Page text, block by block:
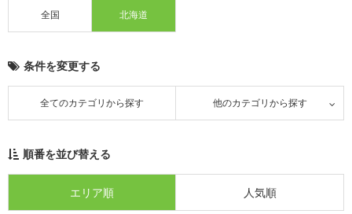
全国 北海道
条件を変更する
全てのカテゴリから探す 他のカテゴリから探す
順番を並び替える
エリア順 人気順